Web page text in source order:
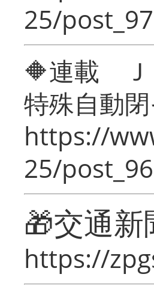
25/
🔶連載 Ｊ
特殊自動
https://
25/
🎁交通
https://